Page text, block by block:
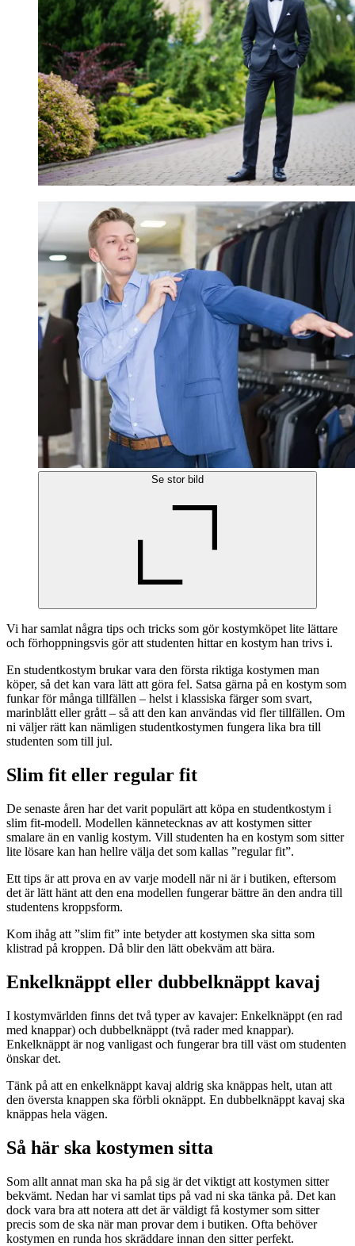
Se stor bild
Vi har samlat några tips och tricks som gör kostymköpet lite lättare
och förhoppningsvis gör att studenten hittar en kostym han trivs i.
En studentkostym brukar vara den första riktiga kostymen man
köper, så det kan vara lätt att göra fel. Satsa gärna på en kostym som
funkar för många tillfällen – helst i klassiska färger som svart,
marinblått eller grått – så att den kan användas vid fler tillfällen. Om
ni väljer rätt kan nämligen studentkostymen fungera lika bra till
studenten som till jul.
Slim fit eller regular fit
De senaste åren har det varit populärt att köpa en studentkostym i
slim fit-modell. Modellen kännetecknas av att kostymen sitter
smalare än en vanlig kostym. Vill studenten ha en kostym som sitter
lite lösare kan han hellre välja det som kallas ”regular fit”.
Ett tips är att prova en av varje modell när ni är i butiken, eftersom
det är lätt hänt att den ena modellen fungerar bättre än den andra till
studentens kroppsform.
Kom ihåg att ”slim fit” inte betyder att kostymen ska sitta som
klistrad på kroppen. Då blir den lätt obekväm att bära.
Enkelknäppt eller dubbelknäppt kavaj
I kostymvärlden finns det två typer av kavajer: Enkelknäppt (en rad
med knappar) och dubbelknäppt (två rader med knappar).
Enkelknäppt är nog vanligast och fungerar bra till väst om studenten
önskar det.
Tänk på att en enkelknäppt kavaj aldrig ska knäppas helt, utan att
den översta knappen ska förbli oknäppt. En dubbelknäppt kavaj ska
knäppas hela vägen.
Så här ska kostymen sitta
Som allt annat man ska ha på sig är det viktigt att kostymen sitter
bekvämt. Nedan har vi samlat tips på vad ni ska tänka på. Det kan
dock vara bra att notera att det är väldigt få kostymer som sitter
precis som de ska när man provar dem i butiken. Ofta behöver
kostymen en runda hos skräddare innan den sitter perfekt.